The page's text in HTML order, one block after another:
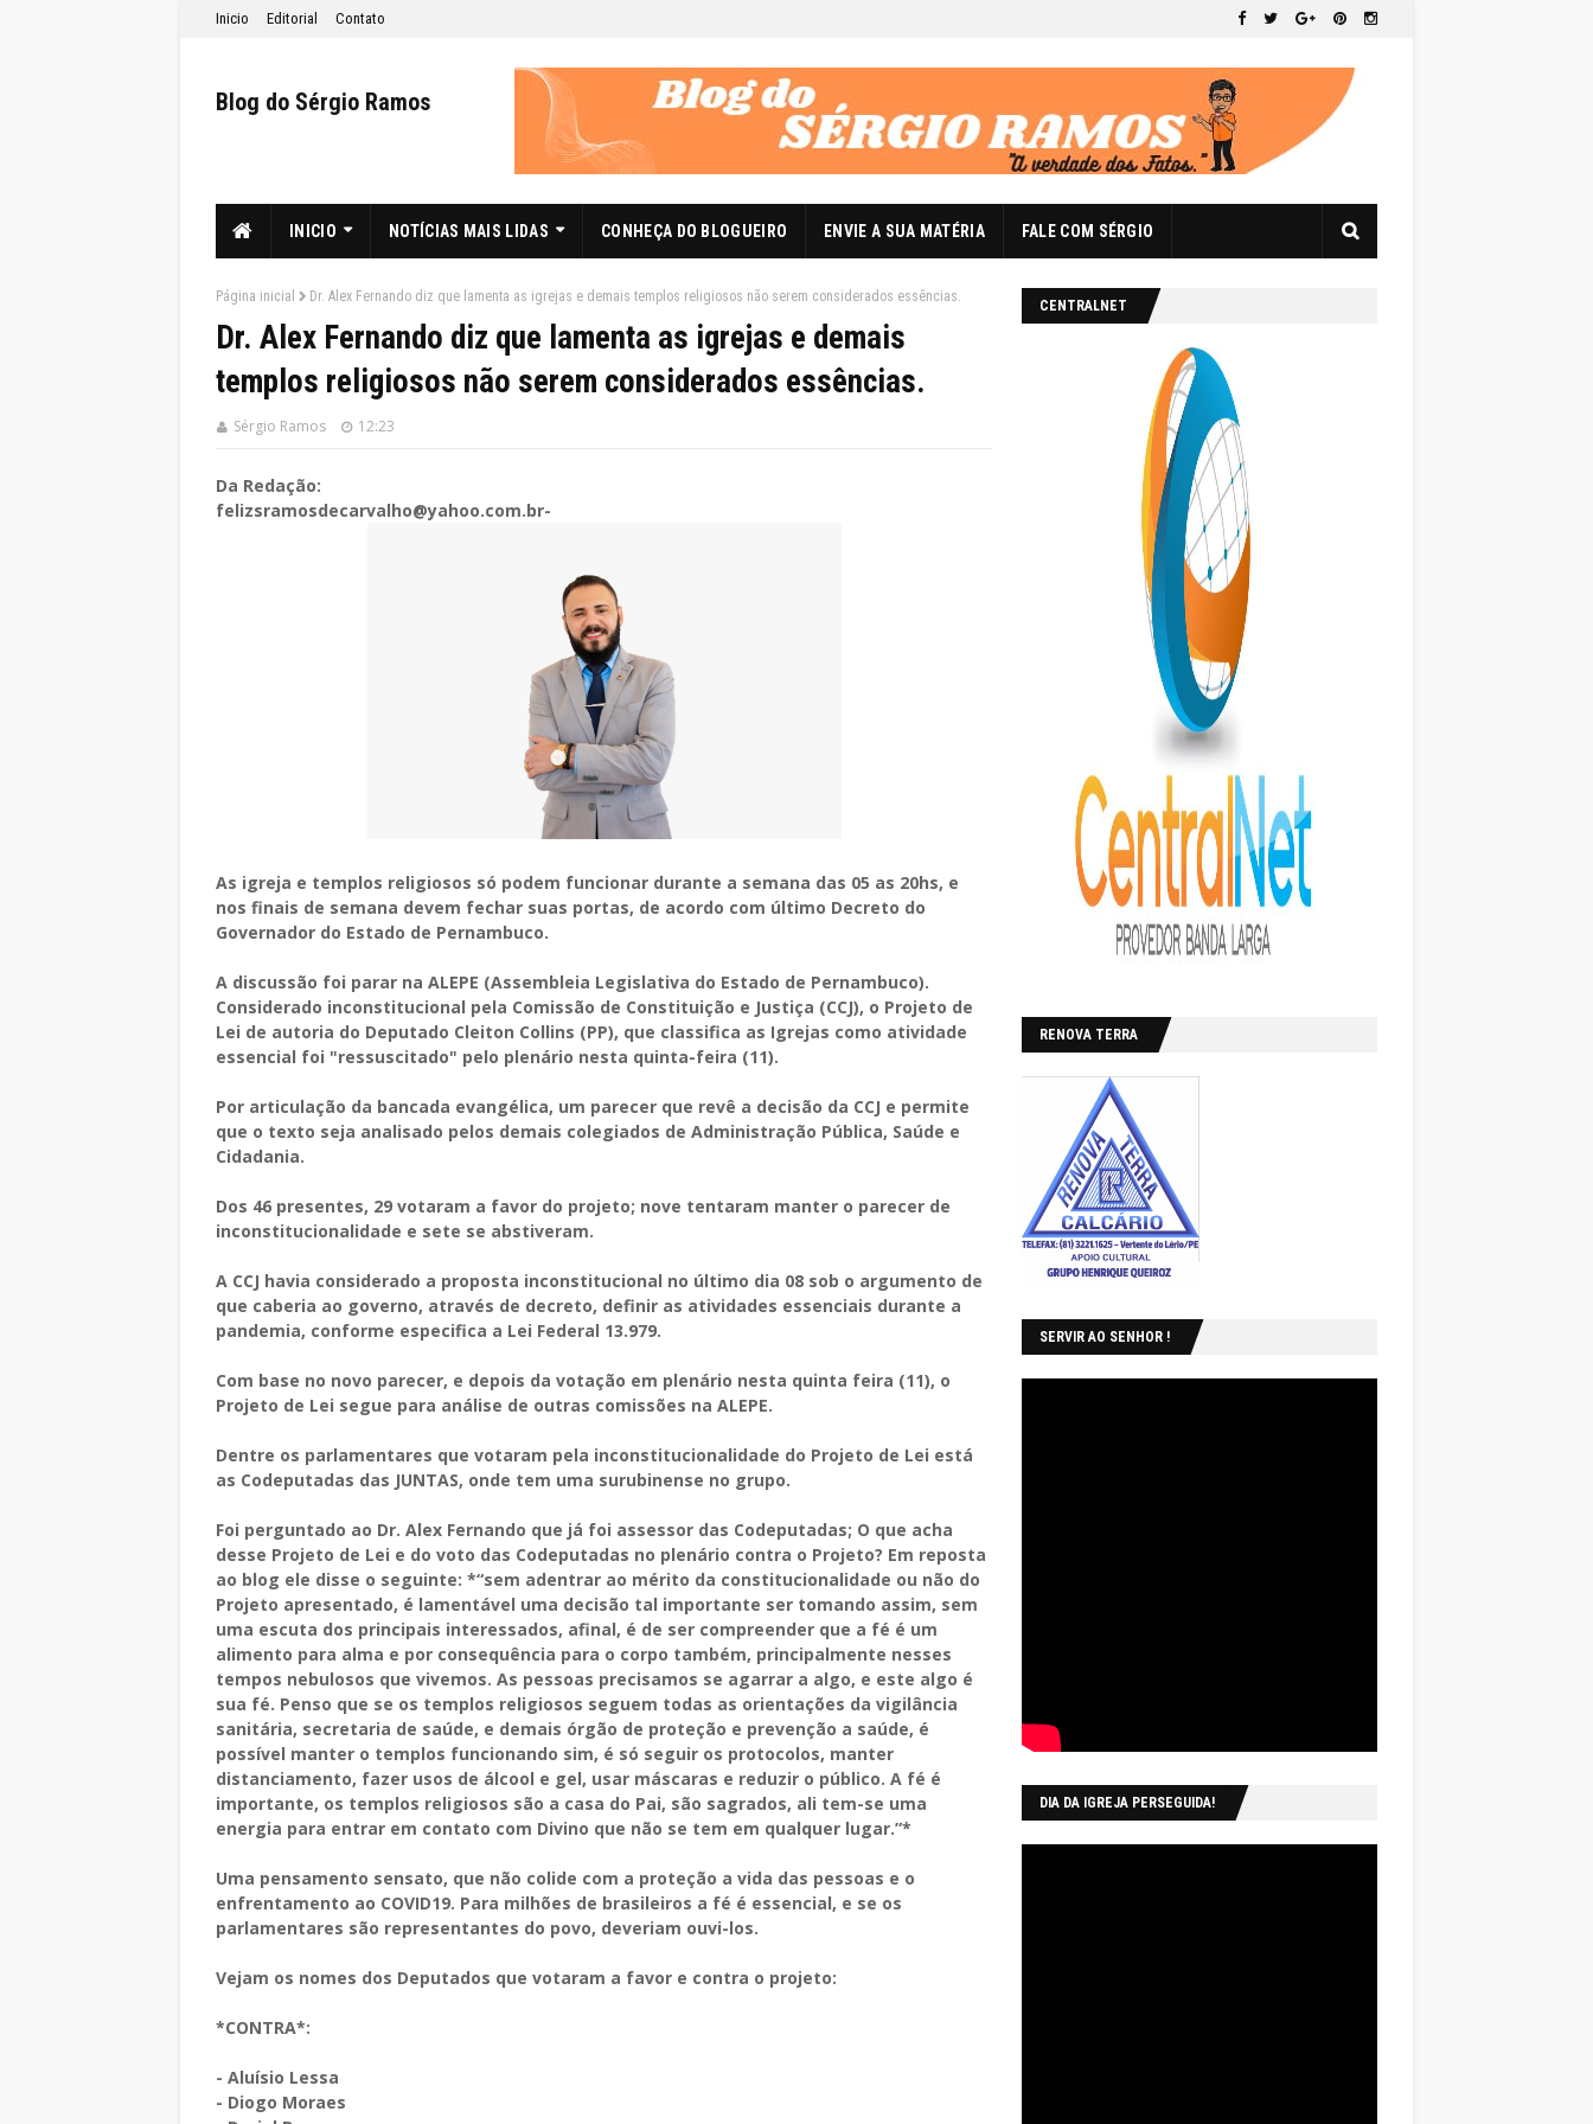
Inicio Editorial Contato
Blog do Sérgio Ramos
INICIO NOTÍCIAS MAIS LIDAS CONHEÇA DO BLOGUEIRO ENVIE A SUA MATÉRIA FALE COM SÉRGIO
Página inicial Dr. Alex Fernando diz que lamenta as igrejas e demais templos religiosos não serem considerados essências.
Dr. Alex Fernando diz que lamenta as igrejas e demais
templos religiosos não serem considerados essências.
Sérgio Ramos 12:23
Da Redação:
felizsramosdecarvalho@yahoo.com.br-
As igreja e templos religiosos só podem funcionar durante a semana das 05 as 20hs, e
nos finais de semana devem fechar suas portas, de acordo com último Decreto do
Governador do Estado de Pernambuco.
A discussão foi parar na ALEPE (Assembleia Legislativa do Estado de Pernambuco).
Considerado inconstitucional pela Comissão de Constituição e Justiça (CCJ), o Projeto de
Lei de autoria do Deputado Cleiton Collins (PP), que classifica as Igrejas como atividade
essencial foi "ressuscitado" pelo plenário nesta quinta-feira (11).
Por articulação da bancada evangélica, um parecer que revê a decisão da CCJ e permite
que o texto seja analisado pelos demais colegiados de Administração Pública, Saúde e
Cidadania.
Dos 46 presentes, 29 votaram a favor do projeto; nove tentaram manter o parecer de
inconstitucionalidade e sete se abstiveram.
A CCJ havia considerado a proposta inconstitucional no último dia 08 sob o argumento de
que caberia ao governo, através de decreto, definir as atividades essenciais durante a
pandemia, conforme especifica a Lei Federal 13.979.
Com base no novo parecer, e depois da votação em plenário nesta quinta feira (11), o
Projeto de Lei segue para análise de outras comissões na ALEPE.
Dentre os parlamentares que votaram pela inconstitucionalidade do Projeto de Lei está
as Codeputadas das JUNTAS, onde tem uma surubinense no grupo.
Foi perguntado ao Dr. Alex Fernando que já foi assessor das Codeputadas; O que acha
desse Projeto de Lei e do voto das Codeputadas no plenário contra o Projeto? Em reposta
ao blog ele disse o seguinte: *“sem adentrar ao mérito da constitucionalidade ou não do
Projeto apresentado, é lamentável uma decisão tal importante ser tomando assim, sem
uma escuta dos principais interessados, afinal, é de ser compreender que a fé é um
alimento para alma e por consequência para o corpo também, principalmente nesses
tempos nebulosos que vivemos. As pessoas precisamos se agarrar a algo, e este algo é
sua fé. Penso que se os templos religiosos seguem todas as orientações da vigilância
sanitária, secretaria de saúde, e demais órgão de proteção e prevenção a saúde, é
possível manter o templos funcionando sim, é só seguir os protocolos, manter
distanciamento, fazer usos de álcool e gel, usar máscaras e reduzir o público. A fé é
importante, os templos religiosos são a casa do Pai, são sagrados, ali tem-se uma
energia para entrar em contato com Divino que não se tem em qualquer lugar.”*
Uma pensamento sensato, que não colide com a proteção a vida das pessoas e o
enfrentamento ao COVID19. Para milhões de brasileiros a fé é essencial, e se os
parlamentares são representantes do povo, deveriam ouvi-los.
Vejam os nomes dos Deputados que votaram a favor e contra o projeto:
*CONTRA*:
- Aluísio Lessa
- Diogo Moraes
CENTRALNET
RENOVA TERRA
SERVIR AO SENHOR !
DIA DA IGREJA PERSEGUIDA!